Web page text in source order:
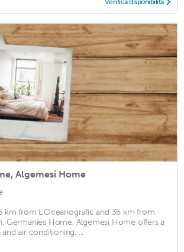
Algemesi Home
km from L'Oceanografic and 36 km from
Germanies Home, Algemesi Home offers a
air conditioning. ...